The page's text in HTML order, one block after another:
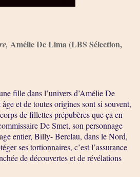
Amélie De Lima (LBS Sélection,
fille dans l’univers d’Amélie De
et de toutes origines sont si souvent,
de fillettes prépubères que ça en
De Smet, son personnage
entier, Billy- Berclau, dans le Nord,
ses tortionnaires, c’est l’assurance
de découvertes et de révélations